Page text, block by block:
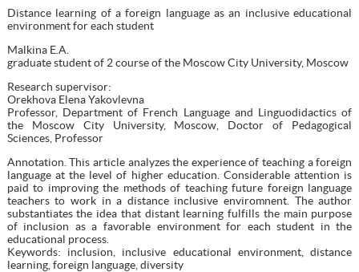
Distance learning of a foreign language as an inclusive educational
environment for each student
Malkina E.A.
graduate student of 2 course of the Moscow City University, Moscow
Research supervisor:
Orekhova Elena Yakovlevna
Professor, Department of French Language and Linguodidactics of
the Moscow City University, Moscow, Doctor of Pedagogical
Sciences, Professor
Annotation. This article analyzes the experience of teaching a foreign
language at the level of higher education. Considerable attention is
paid to improving the methods of teaching future foreign language
teachers to work in a distance inclusive enviromnent. The author
substantiates the idea that distant learning fulfills the main purpose
of inclusion as a favorable environment for each student in the
educational process.
Keywords: inclusion, inclusive educational environment, distance
learning, foreign language, diversity